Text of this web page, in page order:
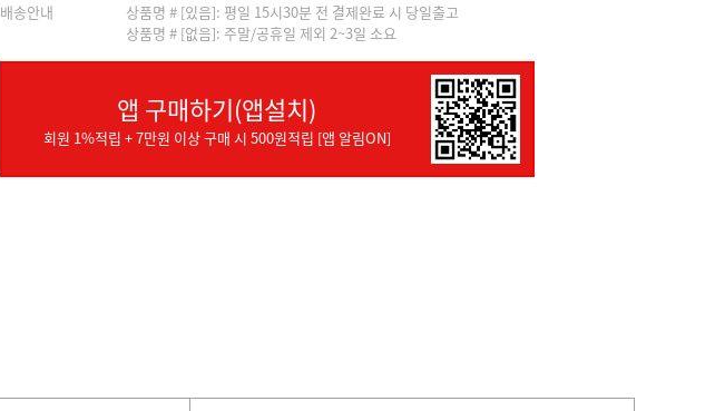
배송안내
상품명 # [있음]: 평일 15시30분 전 결제완료 시 당일출고
상품명 # [없음]: 주말/공휴일 제외 2~3일 소요
앱 구매하기(앱설치)
회원 1%적립 + 7만원 이상 구매 시 500원적립 [앱 알림ON]